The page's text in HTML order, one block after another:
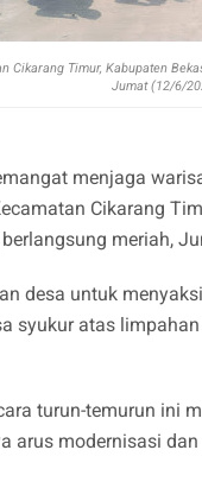
Cikarang Timur, Kabupaten
Jumat (12/6/
menjaga
Cikarang
meriah,
desa untuk
syukur atas
turun-temurun ini
arus modernisasi